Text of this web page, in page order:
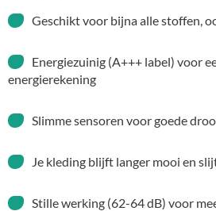
Geschikt voor bijna alle stoffen,
Energiezuinig (A+++ label) voor
energierekening
Slimme sensoren voor goede
Je kleding blijft langer mooi en
Stille werking (62-64 dB) voor